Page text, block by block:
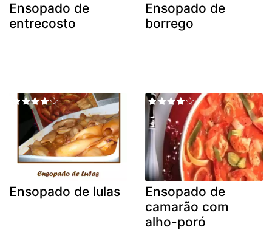
Ensopado de
entrecosto
Ensopado de
borrego
Ensopado de lulas
Ensopado de
camarão com
alho-poró